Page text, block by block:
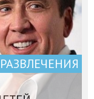
РАЗВЛЕЧЕНИЯ